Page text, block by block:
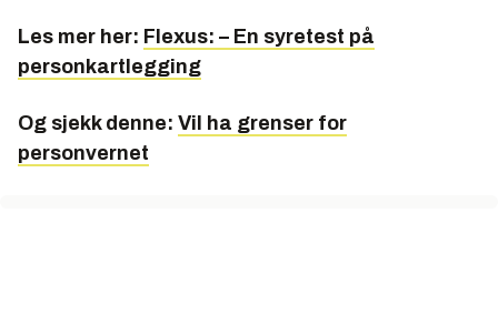
Les mer her: Flexus: – En syretest på
personkartlegging
Og sjekk denne: Vil ha grenser for
personvernet